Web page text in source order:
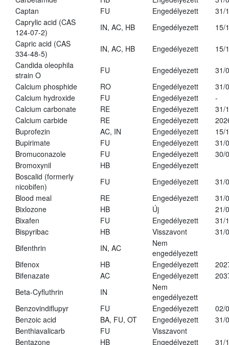
Captan
FU Engedélyezett
31/
Caprylic acid (CAS
124-07-2)
IN, AC, HB Engedélyezett
15/
Capric acid (CAS
334-48-5)
IN, AC, HB Engedélyezett
15/
Candida oleophila
strain O
FU Engedélyezett
31/
Calcium phosphide
RO Engedélyezett
31/
Calcium hydroxide
FU Engedélyezett
-
Calcium carbonate
RE Engedélyezett
31/
Calcium carbide
RE Engedélyezett
Buprofezin
AC, IN Engedélyezett
15/
Bupirimate
FU Engedélyezett
31/
Bromuconazole
FU Engedélyezett
30/
Bromoxynil
HB
Engedélyezett
Boscalid (formerly
nicobifen)
FU Engedélyezett
31/
Blood meal
RE Engedélyezett
31/
Bixlozone
HB Új
21/
Bixafen
FU Engedélyezett
31/
Bispyribac
HB Visszavont
31/
Bifenthrin
IN, AC
Nem
engedélyezett
Bifenox
HB Engedélyezett
Bifenazate
AC Engedélyezett
Beta-Cyfluthrin
IN
Nem
engedélyezett
Benzovindiflupyr
FU Engedélyezett
02/
Benzoic acid
BA, FU, OT Engedélyezett
31/
Benthiavalicarb
FU
Visszavont
Bentazone
HB Engedélyezett 31/